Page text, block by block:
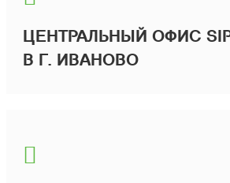
ЦЕНТРАЛЬНЫЙ ОФИС
В Г. ИВАНОВО